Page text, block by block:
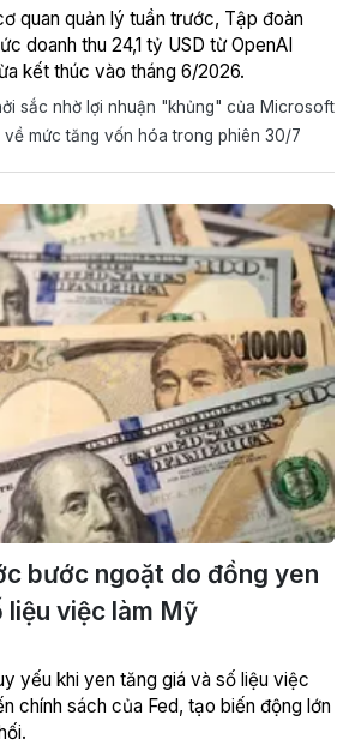
quan quản lý tuần trước, Tập đoàn
doanh thu 24,1 tỷ USD từ OpenAI
kết thúc vào tháng 6/2026.
sắc nhờ lợi nhuận "khủng" của Microsoft
mức tăng vốn hóa trong phiên 30/7
bước ngoặt do đồng yen
liệu việc làm Mỹ
yếu khi yen tăng giá và số liệu việc
chính sách của Fed, tạo biến động lớn